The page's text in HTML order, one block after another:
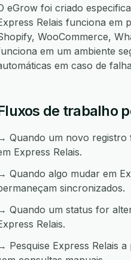
eGrow foi criado
Relais funciona em
WooCommerce,
em um ambiente
em caso de
de trabalho
Quando um novo registro
Express Relais.
Quando algo mudar em
sincronizados.
Quando um status for
Relais.
Pesquise Express Relais